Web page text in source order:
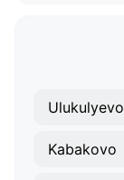
Ulukulyevo
Kabakovo